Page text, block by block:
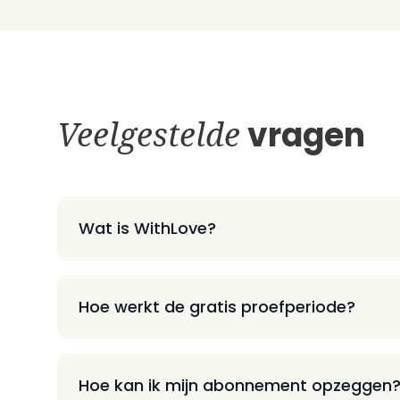
Veelgesteldevragen
Wat is WithLove?
Hoe werkt de gratis proefperiode?
Hoe kan ik mijn abonnement opzeggen?